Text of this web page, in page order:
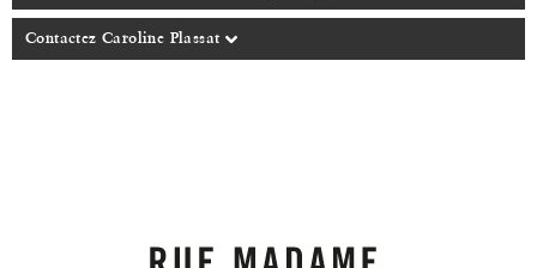
Contactez Caroline Plassat